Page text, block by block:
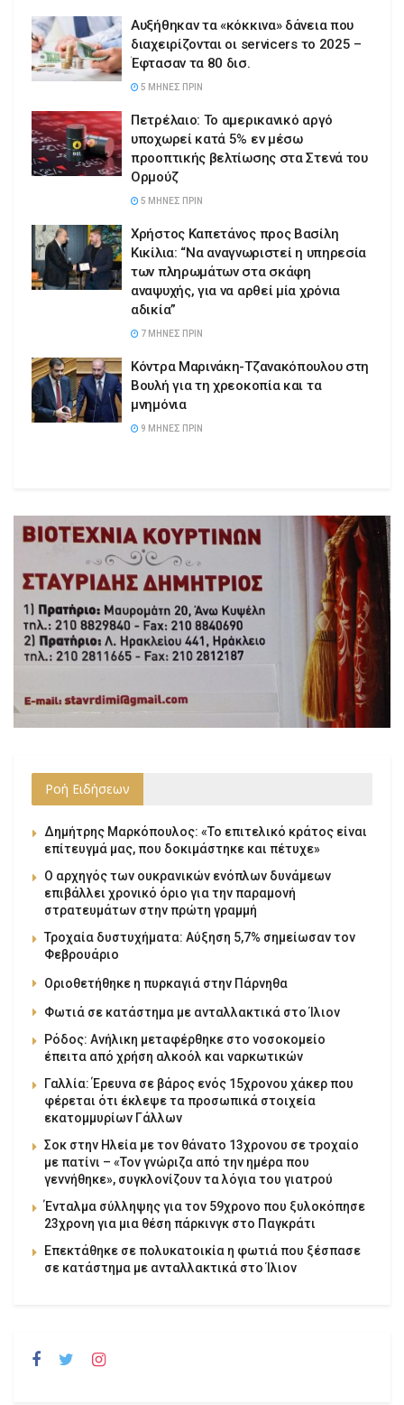
Αυξήθηκαν τα «κόκκινα» δάνεια που
διαχειρίζονται οι servicers το 2025 –
Έφτασαν τα 80 δισ.
5 ΜΉΝΕΣ ΠΡΙΝ
Πετρέλαιο: Το αμερικανικό αργό
υποχωρεί κατά 5% εν μέσω
προοπτικής βελτίωσης στα Στενά του
Ορμούζ
5 ΜΉΝΕΣ ΠΡΙΝ
Χρήστος Καπετάνος προς Βασίλη
Κικίλια: “Να αναγνωριστεί η υπηρεσία
των πληρωμάτων στα σκάφη
αναψυχής, για να αρθεί μία χρόνια
αδικία”
7 ΜΉΝΕΣ ΠΡΙΝ
Κόντρα Μαρινάκη-Τζανακόπουλου στη
Βουλή για τη χρεοκοπία και τα
μνημόνια
9 ΜΉΝΕΣ ΠΡΙΝ
Ροή Ειδήσεων
Δημήτρης Μαρκόπουλος: «Το επιτελικό κράτος είναι
επίτευγμά μας, που δοκιμάστηκε και πέτυχε»
Ο αρχηγός των ουκρανικών ενόπλων δυνάμεων
επιβάλλει χρονικό όριο για την παραμονή
στρατευμάτων στην πρώτη γραμμή
Τροχαία δυστυχήματα: Αύξηση 5,7% σημείωσαν τον
Φεβρουάριο
Οριοθετήθηκε η πυρκαγιά στην Πάρνηθα
Φωτιά σε κατάστημα με ανταλλακτικά στο Ίλιον
Ρόδος: Ανήλικη μεταφέρθηκε στο νοσοκομείο
έπειτα από χρήση αλκοόλ και ναρκωτικών
Γαλλία: Έρευνα σε βάρος ενός 15χρονου χάκερ που
φέρεται ότι έκλεψε τα προσωπικά στοιχεία
εκατομμυρίων Γάλλων
Σοκ στην Ηλεία με τον θάνατο 13χρονου σε τροχαίο
με πατίνι – «Τον γνώριζα από την ημέρα που
γεννήθηκε», συγκλονίζουν τα λόγια του γιατρού
Ένταλμα σύλληψης για τον 59χρονο που ξυλοκόπησε
23χρονη για μια θέση πάρκινγκ στο Παγκράτι
Επεκτάθηκε σε πολυκατοικία η φωτιά που ξέσπασε
σε κατάστημα με ανταλλακτικά στο Ίλιον